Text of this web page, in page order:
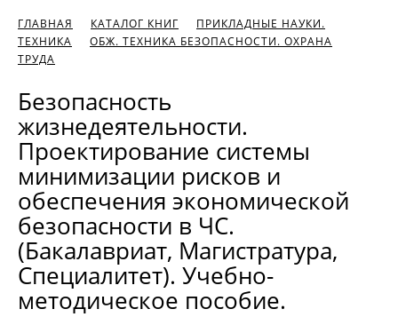
ГЛАВНАЯ КАТАЛОГ КНИГ
ПРИКЛАДНЫЕ НАУКИ.
ТЕХНИКА
ОБЖ. ТЕХНИКА БЕЗОПАСНОСТИ. ОХРАНА
ТРУДА
Безопасность
жизнедеятельности.
Проектирование системы
минимизации рисков и
обеспечения экономической
безопасности в ЧС.
(Бакалавриат, Магистратура,
Специалитет). Учебно-
методическое пособие.